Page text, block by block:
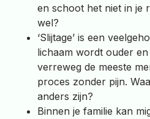
en schoot het niet in je
wel?
‘Slijtage’ is een
lichaam wordt ouder en
verreweg de meeste
proces zonder pijn.
anders zijn?
Binnen je familie kan